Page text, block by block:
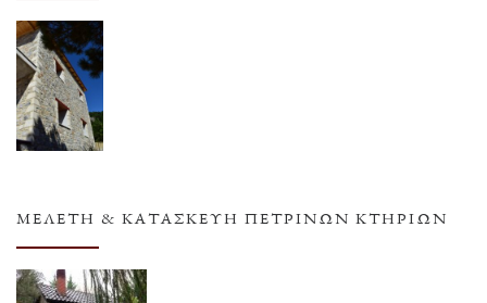
ΜΕΛΈΤΗ & ΚΑΤΑΣΚΕΥΉ ΠΈΤΡΙΝΩΝ ΚΤΗΡΊΩΝ